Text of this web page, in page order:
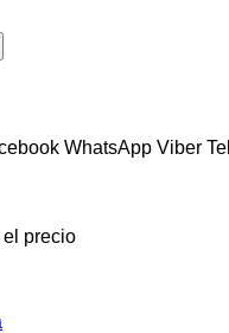
WhatsApp Viber
el precio